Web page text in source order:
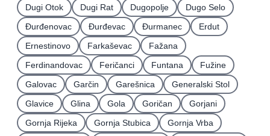
Dugi Otok
Dugi Rat Dugopolje
Dugo Selo
Ðurđenovac
Ðurđevac Ðurmanec
Erdut
Ernestinovo
Farkaševac
Fažana
Ferdinandovac
Feričanci Funtana
Fužine
Galovac
Garčin Garešnica
Generalski Stol
Glavice
Glina Gola Goričan
Gorjani
Gornja Rijeka
Gornja Stubica
Gornja Vrba